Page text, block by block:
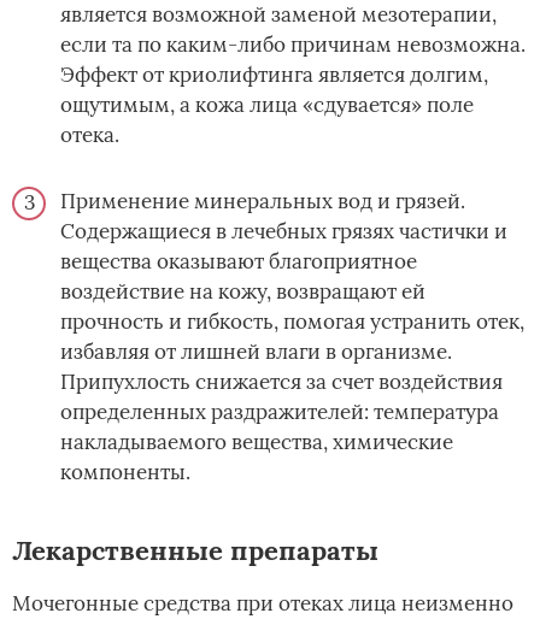
является возможной заменой мезотерапии,
если та по каким-либо причинам невозможна.
Эффект от криолифтинга является долгим,
ощутимым, а кожа лица «сдувается» поле
отека.
Применение минеральных вод и грязей.
Содержащиеся в лечебных грязях частички и
вещества оказывают благоприятное
воздействие на кожу, возвращают ей
прочность и гибкость, помогая устранить отек,
избавляя от лишней влаги в организме.
Припухлость снижается за счет воздействия
определенных раздражителей: температура
накладываемого вещества, химические
компоненты.
Лекарственные препараты
Мочегонные средства при отеках лица неизменно